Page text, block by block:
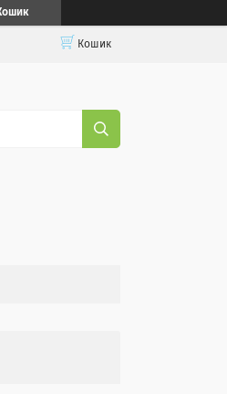
Кошик